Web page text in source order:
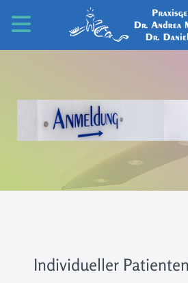
Individueller